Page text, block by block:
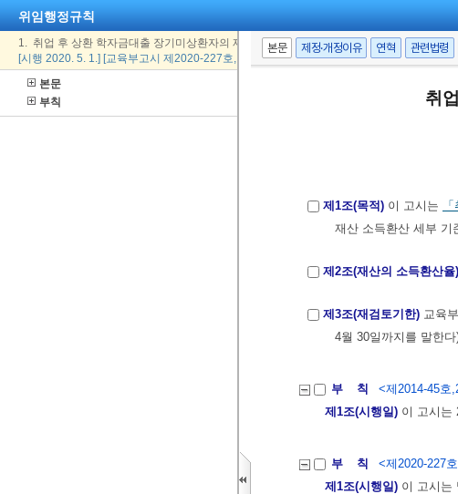
위임행정규칙
1. 취업 후 상환 학자금대출 장기미상환자의 재산 소득환산 세부기준에 관한 고시
[시행 2020. 5. 1.] [교육부고시 제2020-227호, 2020. 5. 1., 일부개정]
본문
부칙
본문 제정·개정이유 연혁 관련법령
취
제1조(목적) 이 고시는
재산 소득환산 세부 기
제2조(재산의 소득환산율)
제3조(재검토기한) 교육
4월 30일까지를 말한
부 칙
<제2014-45호
제1조(시행일) 이 고시는
부 칙
<제2020-227
제1조(시행일) 이 고시는